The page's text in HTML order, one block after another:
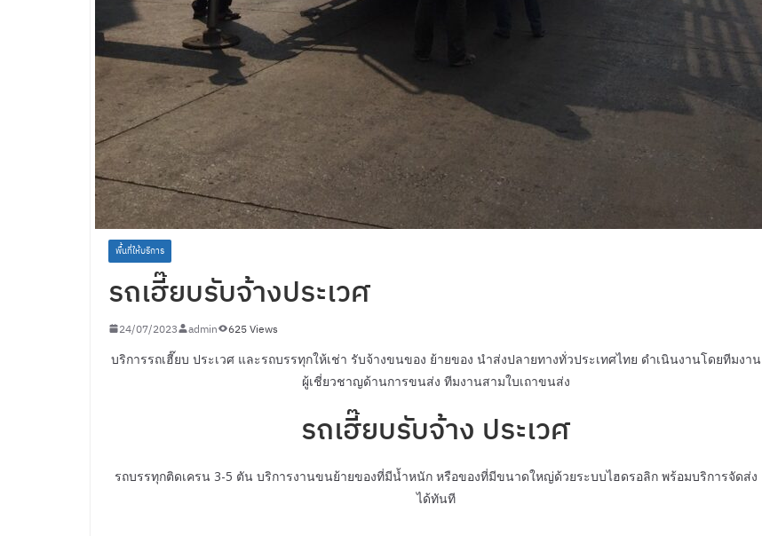
พื้นที่ให้บริการ
รถเฮี๊ยบรับจ้างประเวศ
24/07/2023 admin 625 Views
บริการรถเฮี๊ยบ ประเวศ และรถบรรทุกให้เช่า รับจ้างขนของ ย้ายของ นำส่งปลายทางทั่วประเทศไทย ดำเนินงานโดยทีมงาน
ผู้เชี่ยวชาญด้านการขนส่ง ทีมงานสามใบเถาขนส่ง
รถเฮี๊ยบรับจ้าง ประเวศ
รถบรรทุกติดเครน 3-5 ตัน บริการงานขนย้ายของที่มีน้ำหนัก หรือของที่มีขนาดใหญ่ด้วยระบบไฮดรอลิก พร้อมบริการจัดส่ง
ได้ทันที